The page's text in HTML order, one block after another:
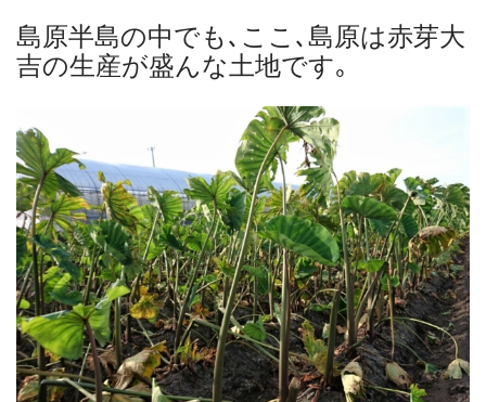
島原半島の中でも､ここ､島原は赤芽大
吉の生産が盛んな土地です｡